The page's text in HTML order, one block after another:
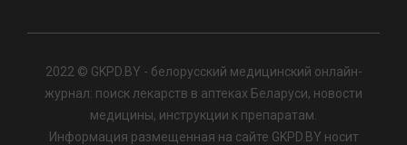
2022 © GKPD.BY - белорусский медицинский онлайн-
журнал: поиск лекарств в аптеках Беларуси, новости
медицины, инструкции к препаратам.
Информация размещенная на сайте GKPD.BY носит